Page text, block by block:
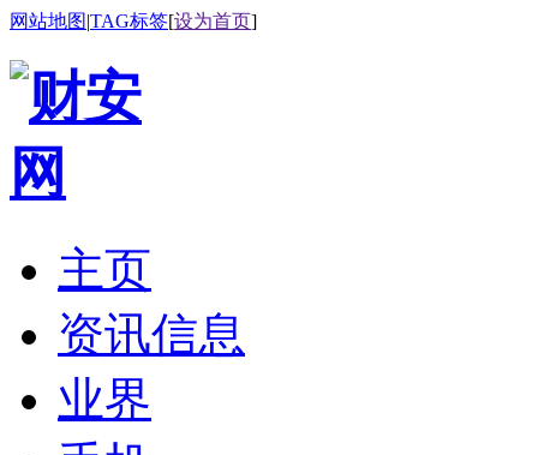
网站地图|TAG标签[设为首页]
主页
资讯信息
业界